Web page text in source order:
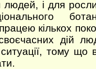
і для
кількох
дій
ситуації, тому